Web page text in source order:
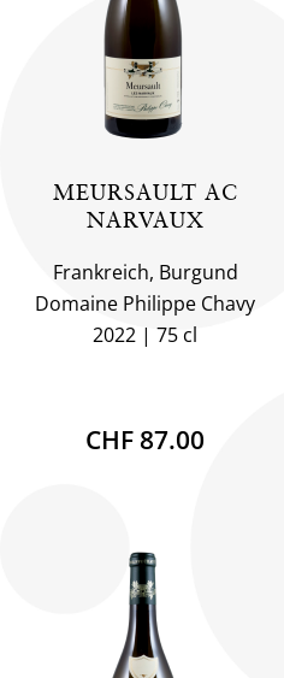
MEURSAULT AC
NARVAUX
Frankreich, Burgund
Domaine Philippe Chavy
2022
75 cl
CHF 87.00